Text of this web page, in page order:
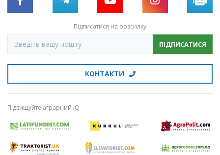
Підписатися на розсилку
ПІДПИСАТИСЯ
КОНТАКТИ
Підвищуйте аграрний IQ